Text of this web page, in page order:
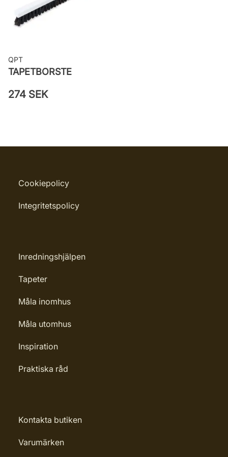
QPT
TAPETBORSTE
274 SEK
Cookiepolicy
Integritetspolicy
Inredningshjälpen
Tapeter
Måla inomhus
Måla utomhus
Inspiration
Praktiska råd
Kontakta butiken
Varumärken